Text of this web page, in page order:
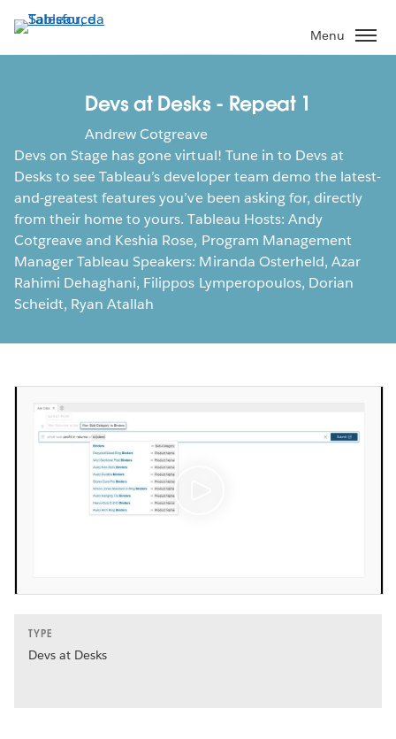
Passa
contenuto
Menu
Devs at Desks - Repeat 1
Andrew Cotgreave
Devs on Stage has gone virtual! Tune in to Devs at
Desks to see Tableau’s developer team demo the latest-
and-greatest features you’ve been asking for, directly
from their home to yours. Tableau Hosts: Andy
Cotgreave and Keshia Rose, Program Management
Manager Tableau Speakers: Miranda Osterheld, Azar
Rahimi Dehaghani, Filippos Lymperopoulos, Dorian
Scheidt, Ryan Atallah
TYPE
Devs at Desks